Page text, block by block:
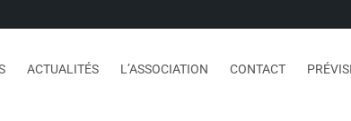
ACTUALITÉS L’ASSOCIATION CONTACT